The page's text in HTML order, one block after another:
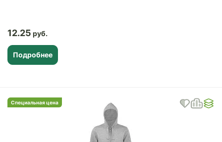
12.25
Подробнее
Специальная цена